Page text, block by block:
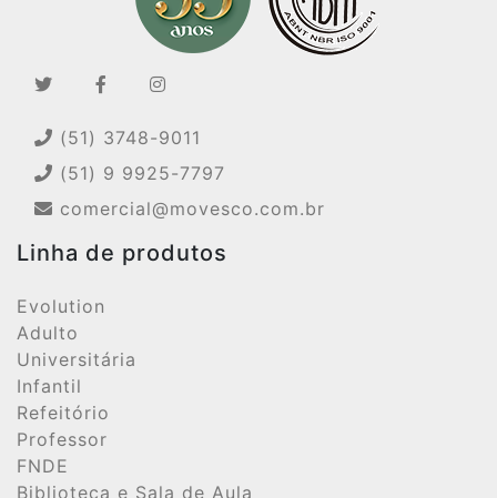
(51) 3748-9011
(51) 9 9925-7797
comercial@movesco.com.br
Linha de produtos
Evolution
Adulto
Universitária
Infantil
Refeitório
Professor
FNDE
Biblioteca e Sala de Aula